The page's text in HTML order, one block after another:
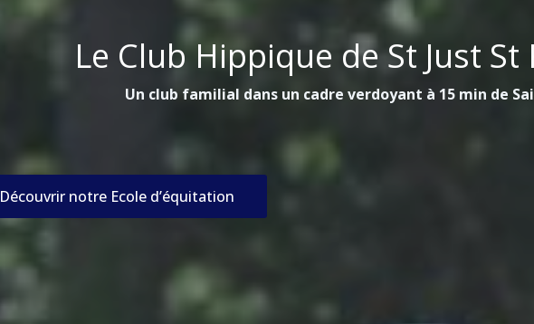
Le Club Hippique de St Just
Un club familial dans un cadre verdoyant à 15 min de
Découvrir notre Ecole d’équitation